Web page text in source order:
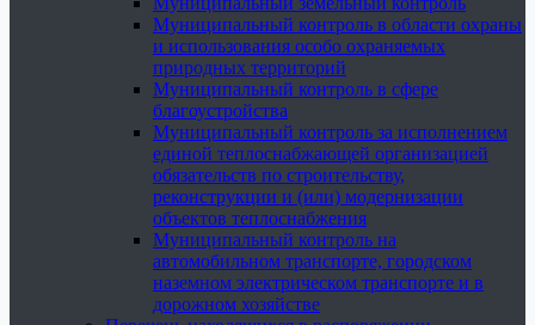
Муниципальный контроль в области охраны
и использования особо охраняемых
природных территорий
Муниципальный контроль в сфере
благоустройства
Муниципальный контроль за исполнением
единой теплоснабжающей организацией
обязательств по строительству,
реконструкции и (или) модернизации
объектов теплоснабжения
Муниципальный контроль на
автомобильном транспорте, городском
наземном электрическом транспорте и в
дорожном хозяйстве